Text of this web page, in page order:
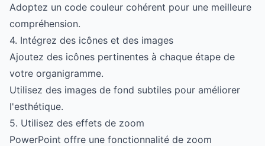
Adoptez un code couleur cohérent pour une meilleure
compréhension.
4. Intégrez des icônes et des images
Ajoutez des icônes pertinentes à chaque étape de
votre organigramme.
Utilisez des images de fond subtiles pour améliorer
l'esthétique.
5. Utilisez des effets de zoom
PowerPoint offre une fonctionnalité de zoom